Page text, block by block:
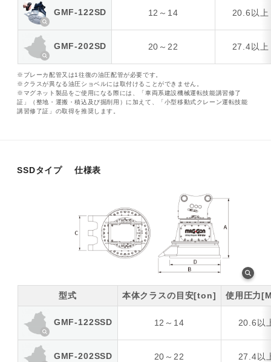
GMF-122SD 12～14 20.6以上
GMF-202SD 20～22 27.4以上
※ブレーカ配管又は1往復の油圧配管が必要です。
※クラスが異なる油圧ショベルには取付けることができません。
※マグネット製品をご使用になる際には、「車両系建設機械運転技能講習修了
証」（整地・運搬・積込及び掘削用）に加えて、「小型移動式クレーン運転技能
講習修了証」の取得を推奨します。
SSDタイプ 仕様表
型式 本体クラスの目安[ton] 使用圧力
GMF-122SSD 12～14 20.6以
GMF-202SSD 20～22 27.4以